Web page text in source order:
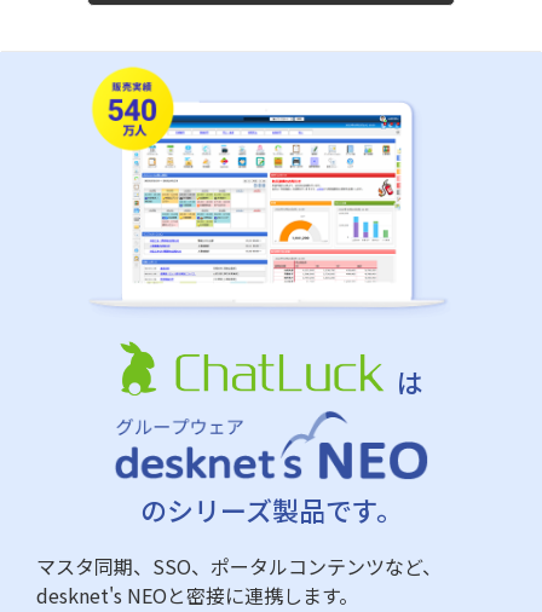
は
のシリーズ製品です。
マスタ同期、SSO、ポータルコンテンツなど、
desknet's NEOと密接に連携します。